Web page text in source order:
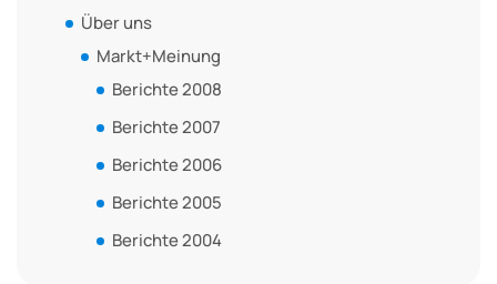
Über uns
Markt+Meinung
Berichte 2008
Berichte 2007
Berichte 2006
Berichte 2005
Berichte 2004